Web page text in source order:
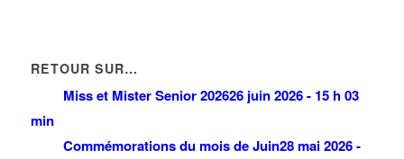
RETOUR SUR…
Miss et Mister Senior 202626 juin 2026 - 15 h 03
min
Commémorations du mois de Juin28 mai 2026 -